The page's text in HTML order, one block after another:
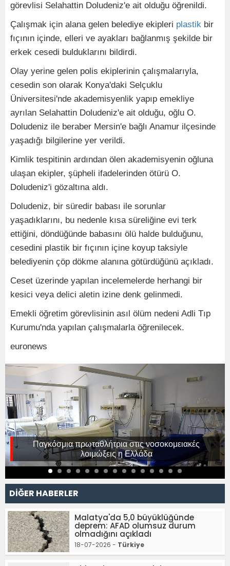
görevlisi Selahattin Doludeniz'e ait olduğu öğrenildi.
Çalışmak için alana gelen belediye ekipleri plastik bir
fıçının içinde, elleri ve ayakları bağlanmış şekilde bir
erkek cesedi bulduklarını bildirdi.
Olay yerine gelen polis ekiplerinin çalışmalarıyla,
cesedin son olarak Konya'daki Selçuklu
Üniversitesi'nde akademisyenlik yapıp emekliye
ayrılan Selahattin Doludeniz'e ait olduğu, oğlu O.
Doludeniz ile beraber Mersin'e bağlı Anamur ilçesinde
yaşadığı bilgilerine yer verildi.
Kimlik tespitinin ardından ölen akademisyenin oğluna
ulaşan ekipler, şüpheli ifadelerinden ötürü O.
Doludeniz'i gözaltına aldı.
Doludeniz, bir süredir babası ile sorunlar
yaşadıklarını, bu nedenle kısa süreliğine evi terk
ettiğini, döndüğünde babasını ölü halde bulduğunu,
cesedini plastik bir fıçının içine koyup taksiyle
belediyenin çöp dökme alanına götürdüğünü açıkladı.
Ceset üzerinde yapılan incelemelerde herhangi bir
kesici veya delici aletin izine denk gelinmedi.
Emekli öğretim görevlisinin asıl ölüm nedeni Adli Tıp
Kurumu'nda yapılan çalışmalarla öğrenilecek.
euronews
Παγκόσμια πρωταθλήτρια στις νοσοκομειακές
λοιμώξεις η Ελλάδα
DİĞER HABERLER
Malatya'da 5,0 büyüklüğünde
deprem: AFAD olumsuz durum
olmadığını açıkladı
18-07-2026 - Türkiye